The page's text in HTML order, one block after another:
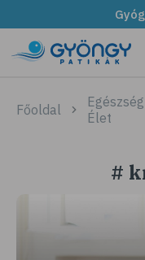
Főoldal
Élet
#